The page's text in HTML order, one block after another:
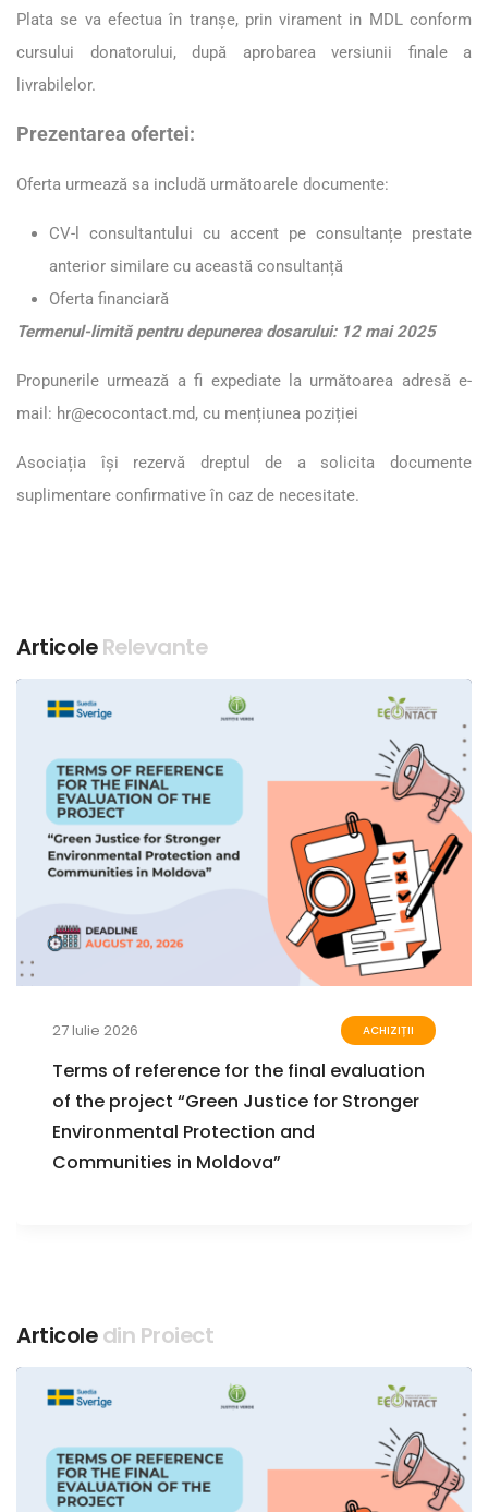
Plata se va efectua în tranşe, prin virament in MDL conform
cursului donatorului, după aprobarea versiunii finale a
livrabilelor.
Prezentarea ofertei:
Oferta urmează sa includă următoarele documente:
CV-l consultantului cu accent pe consultanțe prestate
anterior similare cu această consultanță
Oferta financiară
Termenul-limită pentru depunerea dosarului: 12 mai 2025
Propunerile urmează a fi expediate la următoarea adresă e-
mail: hr@ecocontact.md, cu mențiunea poziției
Asociația își rezervă dreptul de a solicita documente
suplimentare confirmative în caz de necesitate.
ArticoleRelevante
27 Iulie 2026 ACHIZIȚII
Terms of reference for the final evaluation
of the project “Green Justice for Stronger
Environmental Protection and
Communities in Moldova”
Articoledin Proiect